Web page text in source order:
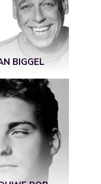
BIGGEL